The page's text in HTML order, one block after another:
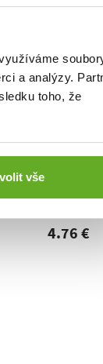
a analýzy.
toho, že
vše
Socks
4.76 €